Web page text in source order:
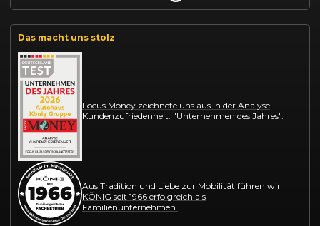
Das macht uns stolz
Focus Money zeichnete uns aus in der Analyse
Kundenzufriedenheit: "Unternehmen des Jahres".
Aus Tradition und Liebe zur Mobilität führen wir
KÖNIG seit 1966 erfolgreich als
Familienunternehmen.